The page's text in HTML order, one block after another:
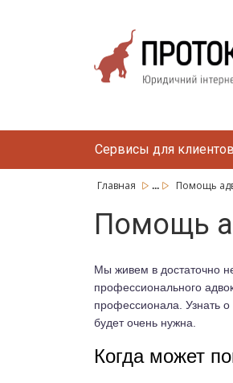
Сервисы для клиентов
Главная ... Помощь
Помощь
Мы живем в достаточно
профессионального
профессионала. Узнать о
будет очень нужна.
Когда может